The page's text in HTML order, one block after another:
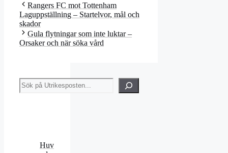
Rangers FC mot Tottenham
Laguppställning – Startelvor, mål och
skador
Gula flytningar som inte luktar –
Orsaker och när söka vård
Sök
Huv